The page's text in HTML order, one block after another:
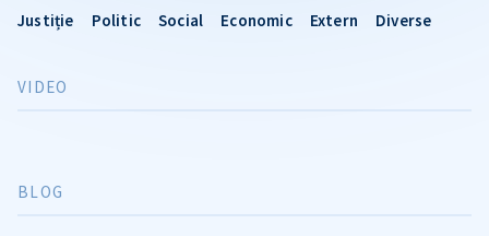
Justiție Politic Social Economic Extern Diverse
VIDEO
BLOG